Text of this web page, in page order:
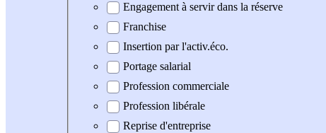
Engagement à servir dans la réserve
Franchise
Insertion par l'activ.éco.
Portage salarial
Profession commerciale
Profession libérale
Reprise d'entreprise